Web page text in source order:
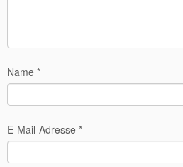
Name *
E-Mail-Adresse *